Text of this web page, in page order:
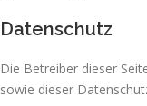
Datenschutz
Die Betreiber dieser
sowie dieser